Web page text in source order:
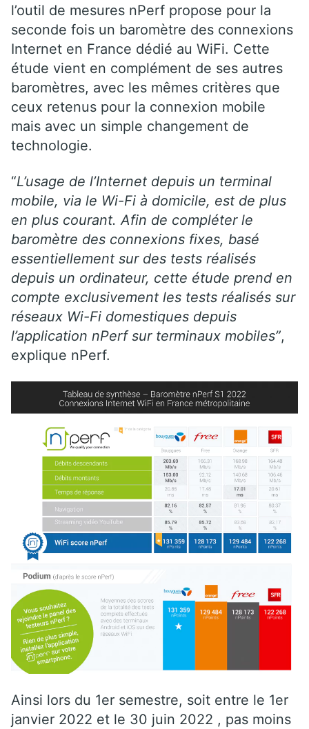
l’outil de mesures nPerf propose pour la
seconde fois un baromètre des connexions
Internet en France dédié au WiFi. Cette
étude vient en complément de ses autres
baromètres, avec les mêmes critères que
ceux retenus pour la connexion mobile
mais avec un simple changement de
technologie.
“L’usage de l’Internet depuis un terminal
mobile, via le Wi-Fi à domicile, est de plus
en plus courant. Afin de compléter le
baromètre des connexions fixes, basé
essentiellement sur des tests réalisés
depuis un ordinateur, cette étude prend en
compte exclusivement les tests réalisés sur
réseaux Wi-Fi domestiques depuis
l’application nPerf sur terminaux mobiles”,
explique nPerf.
Ainsi lors du 1er semestre, soit entre le 1er
janvier 2022 et le 30 juin 2022 , pas moins